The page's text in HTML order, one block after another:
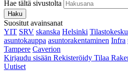
Hae tältä sivustolta
Haku
Suositut avainsanat
YIT SRV skanska Helsinki
asuntokauppa asuntorakentaminen Infra
Tampere Caverion
Kirjaudu sisään Rekisteröidy Tilaa
Uutiset